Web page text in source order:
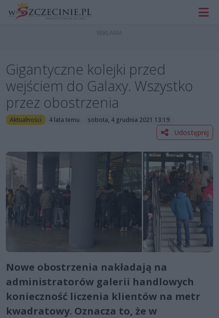
Gigantyczne kolejki przed
wejściem do Galaxy. Wszystko
przez obostrzenia
Aktualności 4 lata temu sobota, 4 grudnia 2021 13:19
Udostępnij
Nowe obostrzenia nakładają na
administratorów galerii handlowych
konieczność liczenia klientów na metr
kwadratowy. Oznacza to, że w